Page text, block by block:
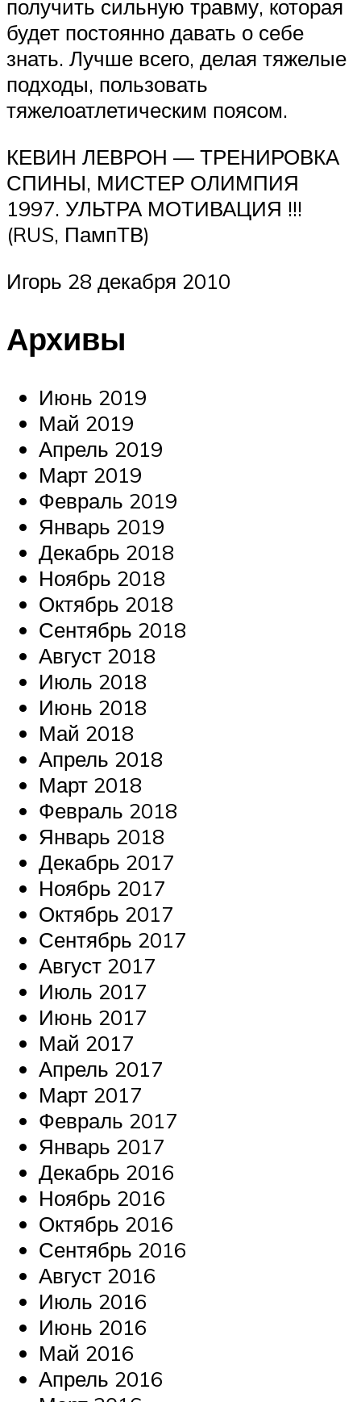
получить сильную травму, которая
будет постоянно давать о себе
знать. Лучше всего, делая тяжелые
подходы, пользовать
тяжелоатлетическим поясом.
КЕВИН ЛЕВРОН — ТРЕНИРОВКА
СПИНЫ, МИСТЕР ОЛИМПИЯ
1997. УЛЬТРА МОТИВАЦИЯ !!!
(RUS, ПампТВ)
Игорь 28 декабря 2010
Архивы
Июнь 2019
Май 2019
Апрель 2019
Март 2019
Февраль 2019
Январь 2019
Декабрь 2018
Ноябрь 2018
Октябрь 2018
Сентябрь 2018
Август 2018
Июль 2018
Июнь 2018
Май 2018
Апрель 2018
Март 2018
Февраль 2018
Январь 2018
Декабрь 2017
Ноябрь 2017
Октябрь 2017
Сентябрь 2017
Август 2017
Июль 2017
Июнь 2017
Май 2017
Апрель 2017
Март 2017
Февраль 2017
Январь 2017
Декабрь 2016
Ноябрь 2016
Октябрь 2016
Сентябрь 2016
Август 2016
Июль 2016
Июнь 2016
Май 2016
Апрель 2016